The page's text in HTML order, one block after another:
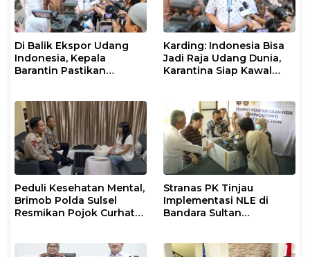
Di Balik Ekspor Udang
Indonesia, Kepala
Barantin Pastikan
Karding: Indonesia Bisa
Jadi Raja Udang Dunia,
Karantina Siap Kawal
Peduli Kesehatan Mental,
Brimob Polda Sulsel
Resmikan Pojok Curhat
Stranas PK Tinjau
Implementasi NLE di
Bandara Sultan